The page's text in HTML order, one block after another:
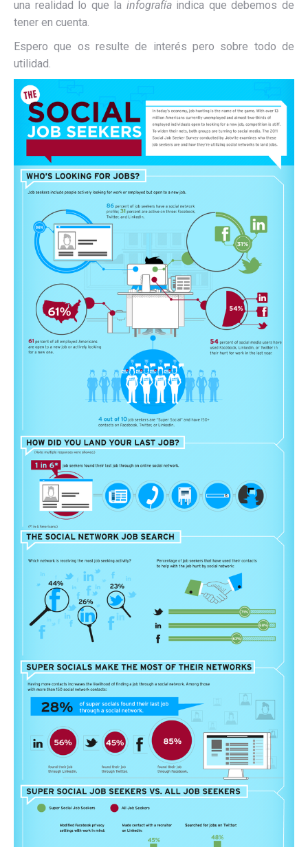
una realidad lo que la infografíaindica que debemos de
tener en cuenta.
Espero que os resulte de interés pero sobre todo de
utilidad.